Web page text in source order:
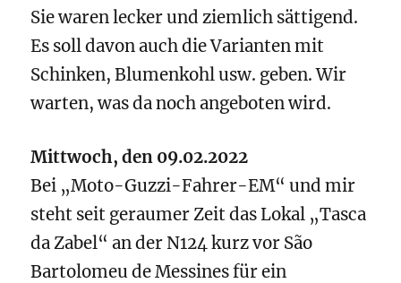
Sie waren lecker und ziemlich sättigend.
Es soll davon auch die Varianten mit
Schinken, Blumenkohl usw. geben. Wir
warten, was da noch angeboten wird.
Mittwoch, den 09.02.2022
Bei „Moto-Guzzi-Fahrer-EM“ und mir
steht seit geraumer Zeit das Lokal „Tasca
da Zabel“ an der N124 kurz vor São
Bartolomeu de Messines für ein